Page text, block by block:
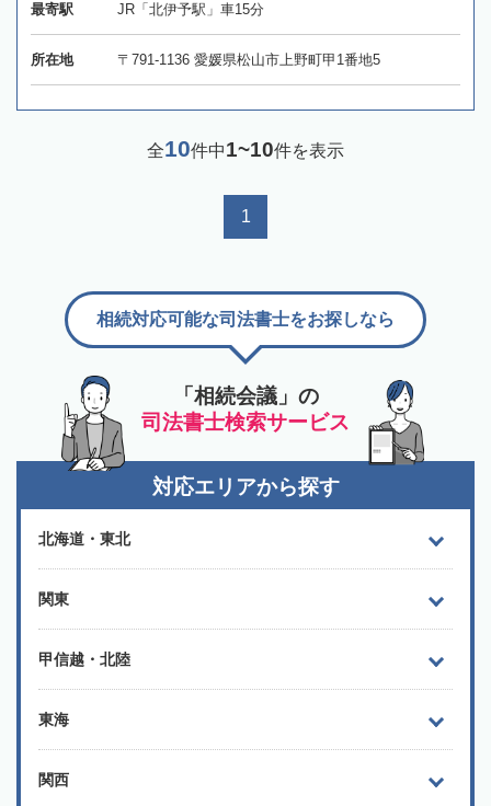
最寄駅 JR「北伊予駅」車15分
所在地 〒791-1136 愛媛県松山市上野町甲1番地5
全10件中1~10件を表示
1
「相続会議」の
司法書士検索サービス
相続対応可能な司法書士をお探しなら
対応エリアから探す
北海道・東北
関東
甲信越・北陸
東海
関西